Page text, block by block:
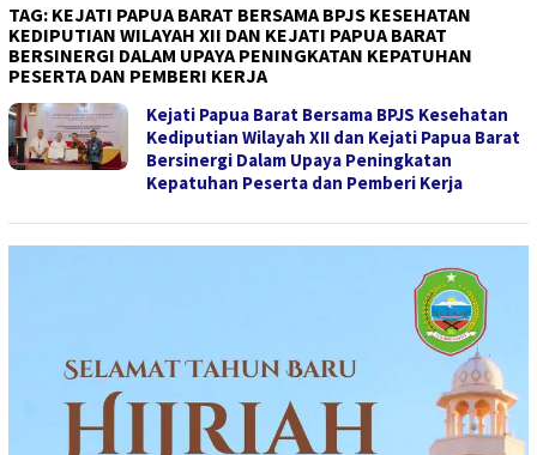
TAG: KEJATI PAPUA BARAT BERSAMA BPJS KESEHATAN
KEDIPUTIAN WILAYAH XII DAN KEJATI PAPUA BARAT
BERSINERGI DALAM UPAYA PENINGKATAN KEPATUHAN
PESERTA DAN PEMBERI KERJA
Kejati Papua Barat Bersama BPJS Kesehatan
Kediputian Wilayah XII dan Kejati Papua Barat
Bersinergi Dalam Upaya Peningkatan
Kepatuhan Peserta dan Pemberi Kerja